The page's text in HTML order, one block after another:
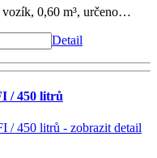
0,60 m³, určeno…
Detail
/ 450 litrů